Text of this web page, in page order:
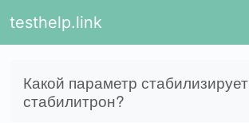
testhelp.link
Какой параметр стабилизирует
стабилитрон?